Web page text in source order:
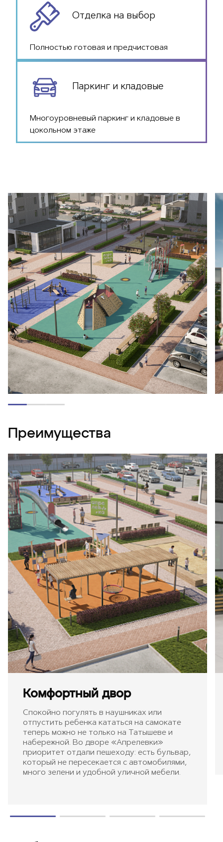
Отделка на выбор
Полностью готовая и предчистовая
Паркинг и кладовые
Многоуровневый паркинг и кладовые в
цокольном этаже
Преимущества
Комфортный двор
Спокойно погулять в наушниках или
отпустить ребенка кататься на самокате
теперь можно не только на Татышеве и
набережной. Во дворе «Апрелевки»
приоритет отдали пешеходу: есть бульвар,
который не пересекается с автомобилями,
много зелени и удобной уличной мебели.